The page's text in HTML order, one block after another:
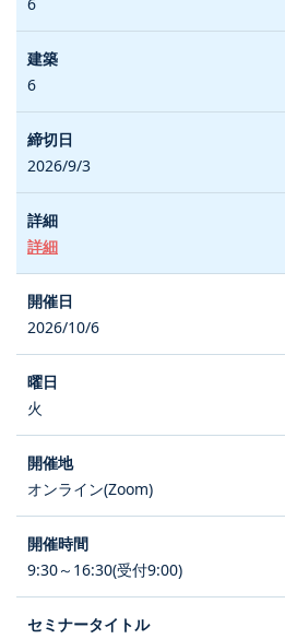
6
2026/9/3
詳細
2026/10/6
火
オンライン(Zoom)
9:30～16:30(受付9:00)